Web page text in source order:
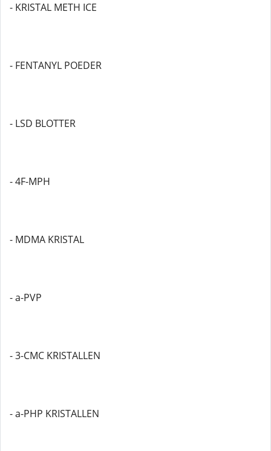
- KRISTAL METH ICE
- FENTANYL POEDER
- LSD BLOTTER
- 4F-MPH
- MDMA KRISTAL
- a-PVP
- 3-CMC KRISTALLEN
- a-PHP KRISTALLEN